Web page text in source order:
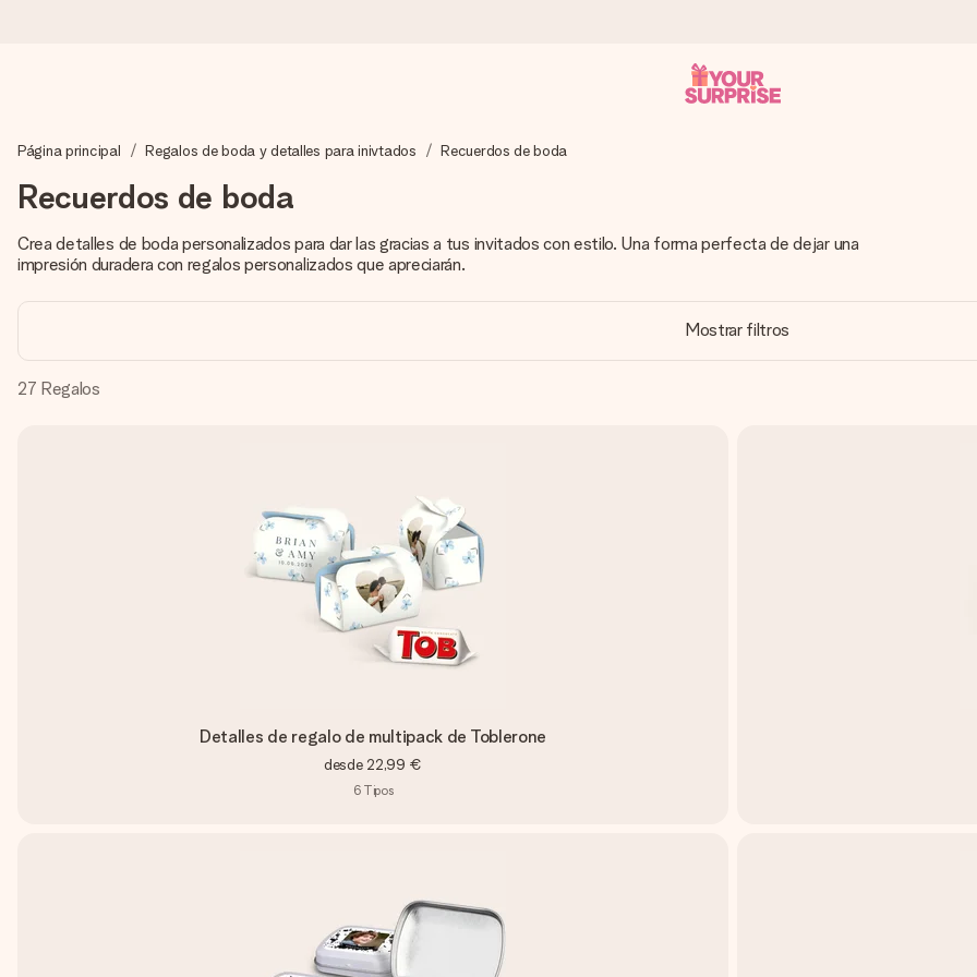
Preparamos tu regalo con cuidado y lo enviamos al vuelo, para que lo entregues en el momento perfecto, cuando más importa.
4,5 (basado en +15.000 opiniones)
Tarjeta de felicitación gratuita
Página principal Regalos de boda y detalles para inivtados Recuerdos de boda
Recuerdos de boda
Crea detalles de boda personalizados para dar las gracias a tus invitados con estilo. Una forma perfecta de dejar una
impresión duradera con regalos personalizados que apreciarán.
Mostrar filtros
27 Regalos
Detalles de regalo de multipack de Toblerone
desde 22,99 €
6 Tipos